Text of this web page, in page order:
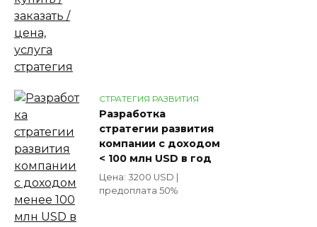
СТРАТЕГИЯ РАЗВИТИЯ
Разработка
стратегии развития
компании с доходом
< 100 млн USD в год
Цена: 3200 USD |
предоплата 50%